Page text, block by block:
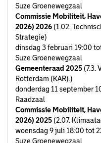
Suze Groenewegzaal
Commissie Mobiliteit,
2026) 2026 (1.02.
Strategie)
dinsdag 3 februari 19:00
Suze Groenewegzaal
Gemeenteraad 2025 (7.3.
Rotterdam (KAR).)
donderdag 11 september
Raadzaal
Commissie Mobiliteit,
2026) 2025 (2.07.
woensdag 9 juli 18:00 tot
Suze Groenewegzaal